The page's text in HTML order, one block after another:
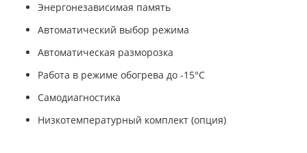
Энергонезависимая память
Автоматический выбор режима
Автоматическая разморозка
Работа в режиме обогрева до -15°С
Самодиагностика
Низкотемпературный комплект (опция)